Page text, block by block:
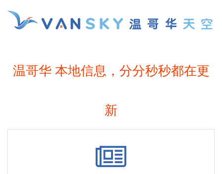
温哥华 本地信息，分分秒秒都在更
新